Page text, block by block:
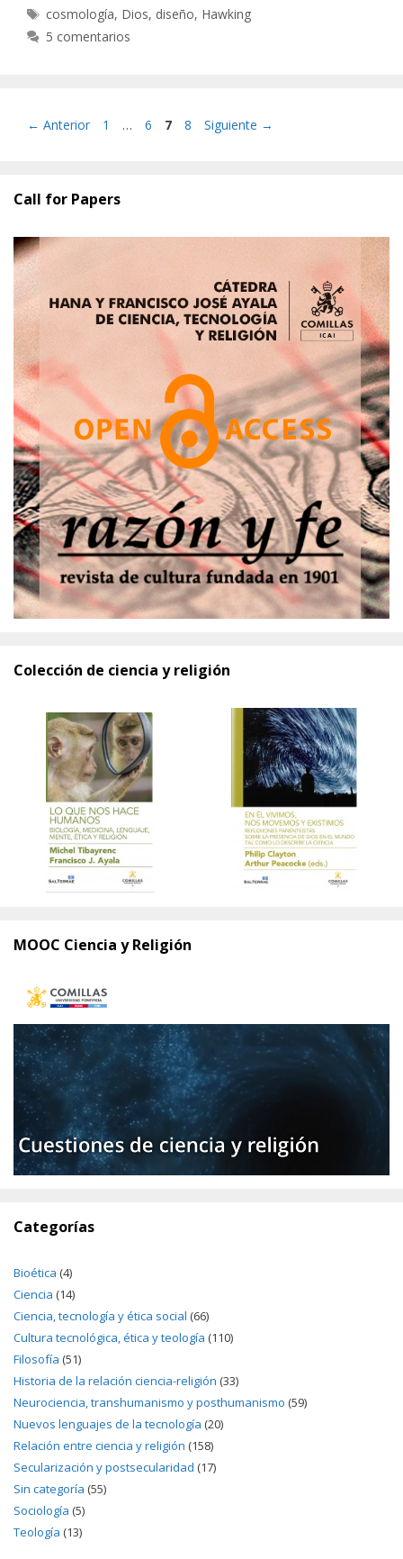
Etiquetas
cosmología, Dios, diseño, Hawking
5 comentarios
← Anterior Página
1 … Página
6 Página
7 Página
8 Siguiente →
Call for Papers
Colección de ciencia y religión
MOOC Ciencia y Religión
Categorías
Bioética (4)
Ciencia (14)
Ciencia, tecnología y ética social (66)
Cultura tecnológica, ética y teología (110)
Filosofía (51)
Historia de la relación ciencia-religión (33)
Neurociencia, transhumanismo y posthumanismo (59)
Nuevos lenguajes de la tecnología (20)
Relación entre ciencia y religión (158)
Secularización y postsecularidad (17)
Sin categoría (55)
Sociología (5)
Teología (13)